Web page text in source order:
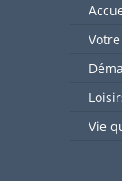
Vie